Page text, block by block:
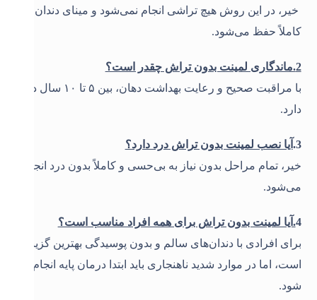
خیر، در این روش هیچ تراشی انجام نمی‌شود و مینای دندان
کاملاً حفظ می‌شود.
2.ماندگاری لمینت بدون تراش چقدر است؟
با مراقبت صحیح و رعایت بهداشت دهان، بین ۵ تا ۱۰ سال دوام
دارد.
3. آیا نصب لمینت بدون تراش درد دارد؟
خیر، تمام مراحل بدون نیاز به بی‌حسی و کاملاً بدون درد انجام
می‌شود.
4.آیا لمینت بدون تراش برای همه افراد مناسب است؟
برای افرادی با دندان‌های سالم و بدون پوسیدگی بهترین گزینه
است، اما در موارد شدید ناهنجاری باید ابتدا درمان پایه انجام
شود.